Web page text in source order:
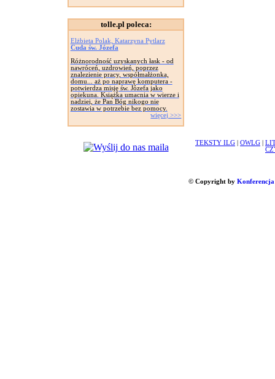
tolle.pl poleca:
Elżbieta Polak, Katarzyna Pytlarz
Cuda św. Józefa
Różnorodność uzyskanych łask - od
nawróceń, uzdrowień, poprzez
znalezienie pracy, współmałżonka,
domu... aż po naprawę komputera -
potwierdza misję św. Józefa jako
opiekuna. Książka umacnia w wierze i
nadziei, że Pan Bóg nikogo nie
zostawia w potrzebie bez pomocy.
więcej >>>
TEKSTY ILG OWLG
© Copyright by Konferencja